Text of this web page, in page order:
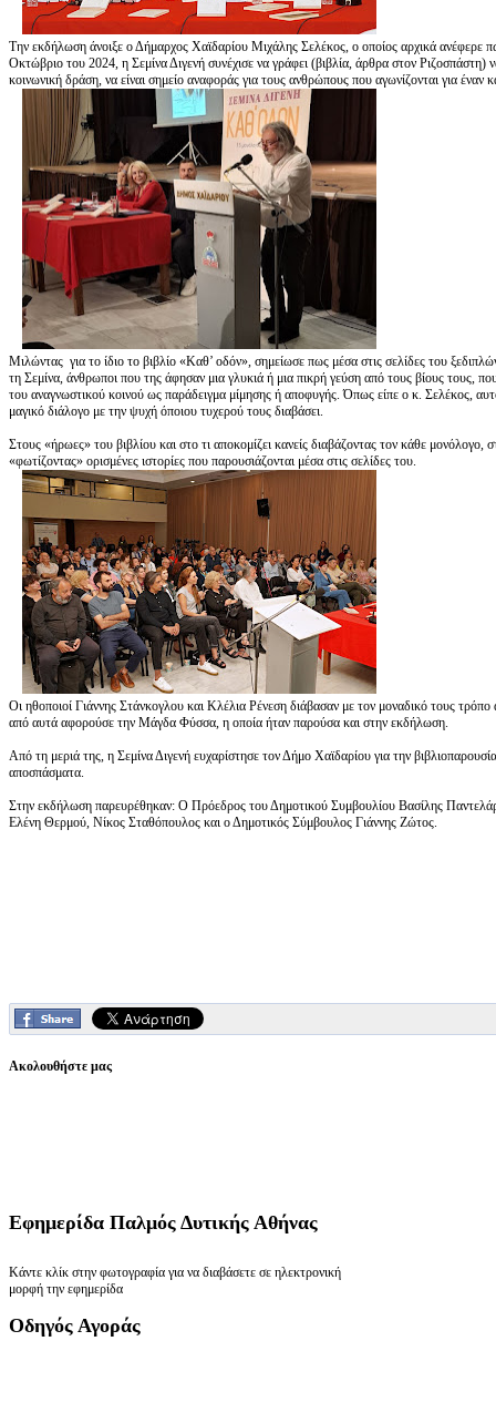
Την εκδήλωση άνοιξε ο Δήμαρχος Χαϊδαρίου Μιχάλης Σελέκος, ο οποίος αρχικά ανέφερε
Οκτώβριο του 2024, η Σεμίνα Διγενή συνέχισε να γράφει (βιβλία, άρθρα στον Ριζοσπάστη)
κοινωνική δράση, να είναι σημείο αναφοράς για τους ανθρώπους που αγωνίζονται για έναν
Μιλώντας για το ίδιο το βιβλίο «Καθ’ οδόν», σημείωσε πως μέσα στις σελίδες του
τη Σεμίνα, άνθρωποι που της άφησαν μια γλυκιά ή μια πικρή γεύση από τους βίους τους,
του αναγνωστικού κοινού ως παράδειγμα μίμησης ή αποφυγής. Όπως είπε ο κ. Σελέκος,
μαγικό διάλογο με την ψυχή όποιου τυχερού τους διαβάσει.
Στους «ήρωες» του βιβλίου και στο τι αποκομίζει κανείς διαβάζοντας τον κάθε
«φωτίζοντας» ορισμένες ιστορίες που παρουσιάζονται μέσα στις σελίδες του.
Οι ηθοποιοί Γιάννης Στάνκογλου και Κλέλια Ρένεση διάβασαν με τον μοναδικό τους
από αυτά αφορούσε την Μάγδα Φύσσα, η οποία ήταν παρούσα και στην εκδήλωση.
Από τη μεριά της, η Σεμίνα Διγενή ευχαρίστησε τον Δήμο Χαϊδαρίου για την
αποσπάσματα.
Στην εκδήλωση παρευρέθηκαν: Ο Πρόεδρος του Δημοτικού Συμβουλίου Βασίλης
Ελένη Θερμού, Νίκος Σταθόπουλος και ο Δημοτικός Σύμβουλος Γιάννης Ζώτος.
Ακολουθήστε μας
Εφημερίδα Παλμός Δυτικής Αθήνας
Κάντε κλίκ στην φωτογραφία για να διαβάσετε σε ηλεκτρονική
μορφή την εφημερίδα
Οδηγός Αγοράς